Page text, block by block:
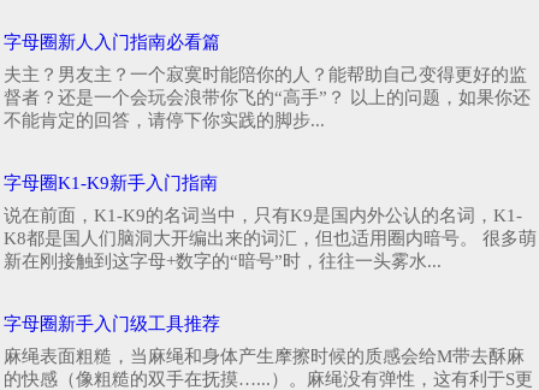
字母圈新人入门指南必看篇
夫主？男友主？一个寂寞时能陪你的人？能帮助自己变得更好的监
督者？还是一个会玩会浪带你飞的“高手”？ 以上的问题，如果你还
不能肯定的回答，请停下你实践的脚步...
字母圈K1-K9新手入门指南
说在前面，K1-K9的名词当中，只有K9是国内外公认的名词，K1-
K8都是国人们脑洞大开编出来的词汇，但也适用圈内暗号。 很多萌
新在刚接触到这字母+数字的“暗号”时，往往一头雾水...
字母圈新手入门级工具推荐
麻绳表面粗糙，当麻绳和身体产生摩擦时候的质感会给M带去酥麻
的快感（像粗糙的双手在抚摸…...）。麻绳没有弹性，这有利于S更